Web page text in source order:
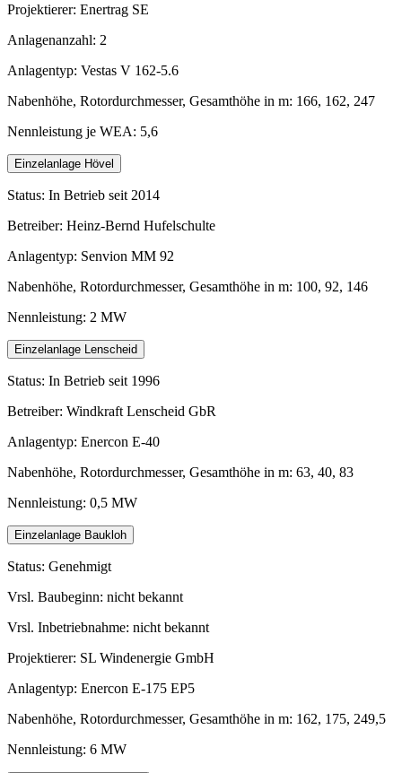
Projektierer: Enertrag SE
Anlagenanzahl: 2
Anlagentyp: Vestas V 162-5.6
Nabenhöhe, Rotordurchmesser, Gesamthöhe in m: 166, 162, 247
Nennleistung je WEA: 5,6
Einzelanlage Hövel
Status: In Betrieb seit 2014
Betreiber: Heinz-Bernd Hufelschulte
Anlagentyp: Senvion MM 92
Nabenhöhe, Rotordurchmesser, Gesamthöhe in m: 100, 92, 146
Nennleistung: 2 MW
Einzelanlage Lenscheid
Status: In Betrieb seit 1996
Betreiber: Windkraft Lenscheid GbR
Anlagentyp: Enercon E-40
Nabenhöhe, Rotordurchmesser, Gesamthöhe in m: 63, 40, 83
Nennleistung: 0,5 MW
Einzelanlage Baukloh
Status: Genehmigt
Vrsl. Baubeginn: nicht bekannt
Vrsl. Inbetriebnahme: nicht bekannt
Projektierer: SL Windenergie GmbH
Anlagentyp: Enercon E-175 EP5
Nabenhöhe, Rotordurchmesser, Gesamthöhe in m: 162, 175, 249,5
Nennleistung: 6 MW